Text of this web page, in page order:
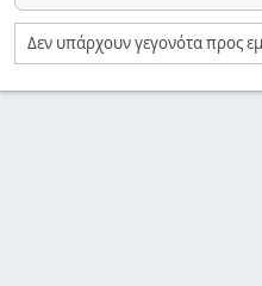
Δεν υπάρχουν γεγονότα προς